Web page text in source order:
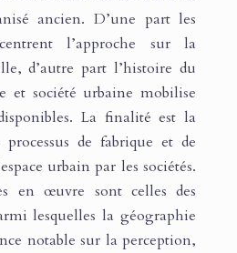
ancien. D’une part les
l’approche sur la
d’autre part l’histoire du
et société urbaine mobilise
La finalité est la
processus de fabrique et de
urbain par les sociétés.
en œuvre sont celles des
lesquelles la géographie
notable sur la perception,